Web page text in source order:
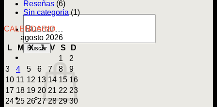
Búsqueda
de
Libros
Buscar
Reseñas (6)
Sin categoría(1)
CALENDARIO
agosto 2026
L
M X J V S
D
1
2
3
4 5 6 7 8
9
10 11 12 13 14 15 16
17 18 19 20 21 22 23
24 25 26 27 28 29 30